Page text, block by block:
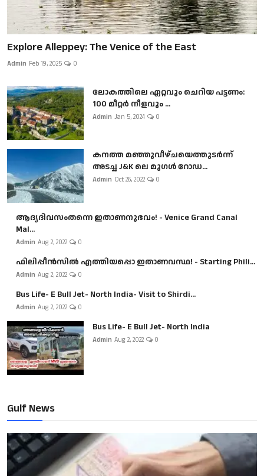
Explore Alleppey: The Venice of the East
Admin Feb 19, 2025 0
ലോകത്തിലെ ഏറ്റവും ചെറിയ പട്ടണം:
100 മീറ്റർ നീളവും ...
Admin Jan 5, 2024 0
കനത്ത മഞ്ഞുവീഴ്ചയെത്തുടർന്ന്
അടച്ച J&K ലെ മുഗൾ റോഡ...
Admin Oct 26, 2022 0
ആദ്യദിവസംതന്നെ ഇതാണനുഭവം! - Venice Grand Canal
Mal...
Admin Aug 2, 2022 0
ഫിലിപ്പീൻസിൽ എത്തിയപ്പൊ ഇതാണവസ്ഥ! - Starting Phili...
Admin Aug 2, 2022 0
Bus Life- E Bull Jet- North India- Visit to Shirdi...
Admin Aug 2, 2022 0
Bus Life- E Bull Jet- North India
Admin Aug 2, 2022 0
Gulf News